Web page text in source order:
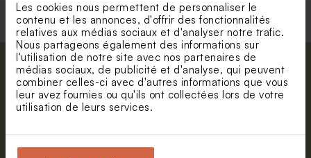
Les cookies nous permettent de personnaliser le
contenu et les annonces, d'offrir des fonctionnalités
relatives aux médias sociaux et d'analyser notre trafic.
Nous partageons également des informations sur
l'utilisation de notre site avec nos partenaires de
médias sociaux, de publicité et d'analyse, qui peuvent
combiner celles-ci avec d'autres informations que vous
leur avez fournies ou qu'ils ont collectées lors de votre
utilisation de leurs services.
Abonnez-vous à la newsletter et restez
informé. Petite surprise : bénéficiez de 5%
de réduction.